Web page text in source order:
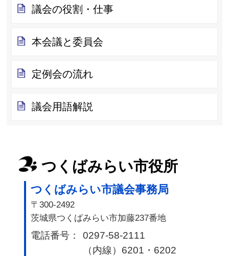
議会の役割・仕事
本会議と委員会
定例会の流れ
議会用語解説
つくばみらい市役所
つくばみらい市議会事務局
〒300-2492
茨城県つくばみらい市加藤237番地
電話番号：
0297-58-2111
（内線）6201・6202